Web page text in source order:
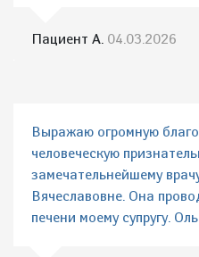
Пациент А. 04.03.2026
Выражаю огромную
человеческую
замечательнейшему
Вячеславовне. Она
печени моему супругу.